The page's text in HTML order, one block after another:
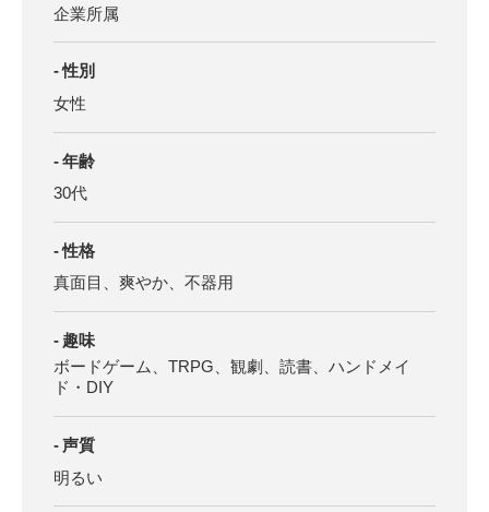
企業所属
性別
女性
年齢
30代
性格
真面目、爽やか、不器用
趣味
ボードゲーム、TRPG、観劇、読書、ハンドメイ
ド・DIY
声質
明るい